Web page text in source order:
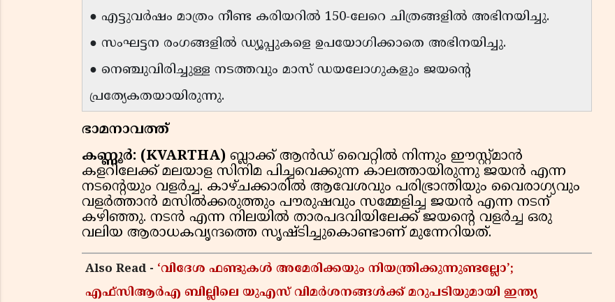
● എട്ടുവർഷം മാത്രം നീണ്ട കരിയറിൽ 150-ലേറെ ചിത്രങ്ങളിൽ അഭിനയിച്ചു.
● സംഘട്ടന രംഗങ്ങളിൽ ഡ്യൂപ്പുകളെ ഉപയോഗിക്കാതെ അഭിനയിച്ചു.
● നെഞ്ചുവിരിച്ചുള്ള നടത്തവും മാസ് ഡയലോഗുകളും ജയൻ്റെ
പ്രത്യേകതയായിരുന്നു.
ഭാമനാവത്ത്
കണ്ണൂർ: (KVARTHA) ബ്ലാക്ക് ആൻഡ് വൈറ്റിൽ നിന്നും ഈസ്റ്റ്മാൻ
കളറിലേക്ക് മലയാള സിനിമ പിച്ചവെക്കുന്ന കാലത്തായിരുന്നു ജയൻ എന്ന
നടന്റെയും വളർച്ച. കാഴ്ചക്കാരിൽ ആവേശവും പരിഭ്രാന്തിയും വൈരാഗ്യവും
വളർത്താൻ മസിൽക്കരുത്തും പൗരുഷവും സമ്മേളിച്ച ജയൻ എന്ന നടന്
കഴിഞ്ഞു. നടൻ എന്ന നിലയിൽ താരപദവിയിലേക്ക് ജയന്റെ വളർച്ച ഒരു
വലിയ ആരാധകവൃന്ദത്തെ സൃഷ്ടിച്ചുകൊണ്ടാണ് മുന്നേറിയത്.
Also Read - ‘വിദേശ ഫണ്ടുകൾ അമേരിക്കയും നിയന്ത്രിക്കുന്നുണ്ടല്ലോ’;
എഫ്സിആർഎ ബില്ലിലെ യുഎസ് വിമർശനങ്ങൾക്ക് മറുപടിയുമായി ഇന്ത്യ